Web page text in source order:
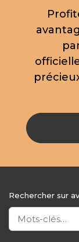
Rechercher sur